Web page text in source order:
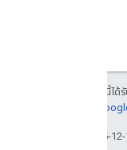
เนื้อหาของหน้าเว็บนี้ไ
นโยบายเว็บไซต์
อัปเดตล่าสุด 2025-